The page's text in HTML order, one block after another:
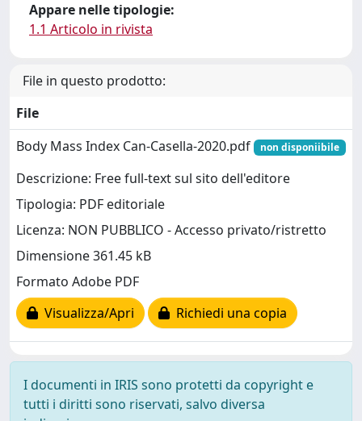
Appare nelle tipologie:
1.1 Articolo in rivista
File in questo prodotto:
File
Body Mass Index Can-Casella-2020.pdf
non disponiibile
Descrizione: Free full-text sul sito dell'editore
Tipologia: PDF editoriale
Licenza: NON PUBBLICO - Accesso privato/ristretto
Dimensione 361.45 kB
Formato Adobe PDF
Visualizza/Apri
Richiedi una copia
I documenti in IRIS sono protetti da copyright e
tutti i diritti sono riservati, salvo diversa